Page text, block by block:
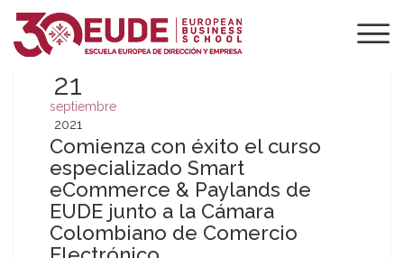
21
septiembre
2021
Comienza con éxito el curso
especializado Smart
eCommerce & Paylands de
EUDE junto a la Cámara
Colombiano de Comercio